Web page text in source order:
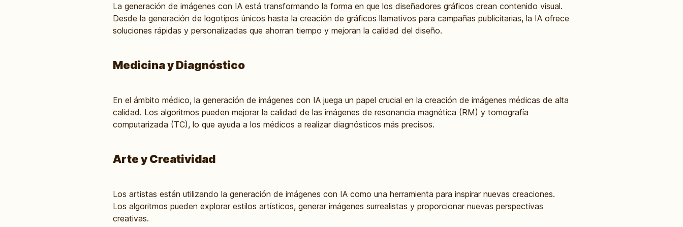
La generación de imágenes con IA está transformando la forma en que los diseñadores gráficos crean contenido visual.
Desde la generación de logotipos únicos hasta la creación de gráficos llamativos para campañas publicitarias, la IA ofrece
soluciones rápidas y personalizadas que ahorran tiempo y mejoran la calidad del diseño.
Medicina y Diagnóstico
En el ámbito médico, la generación de imágenes con IA juega un papel crucial en la creación de imágenes médicas de alta
calidad. Los algoritmos pueden mejorar la calidad de las imágenes de resonancia magnética (RM) y tomografía
computarizada (TC), lo que ayuda a los médicos a realizar diagnósticos más precisos.
Arte y Creatividad
Los artistas están utilizando la generación de imágenes con IA como una herramienta para inspirar nuevas creaciones.
Los algoritmos pueden explorar estilos artísticos, generar imágenes surrealistas y proporcionar nuevas perspectivas
creativas.